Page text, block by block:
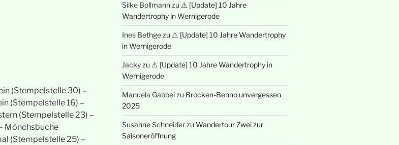
(Stempelstelle 30) –
(Stempelstelle 16) –
(Stempelstelle 23) –
Mönchsbuche
(Stempelstelle 25) –
Silke Bollmannzu ⚠ [Update] 10 Jahre
Wandertrophy in Wernigerode
Ines Bethgezu ⚠ [Update] 10 Jahre Wandertrophy
in Wernigerode
Jackyzu ⚠ [Update] 10 Jahre Wandertrophy in
Wernigerode
Manuela Gabbeizu Brocken-Benno unvergessen
2025
Susanne Schneiderzu Wandertour Zwei zur
Saisoneröffnung